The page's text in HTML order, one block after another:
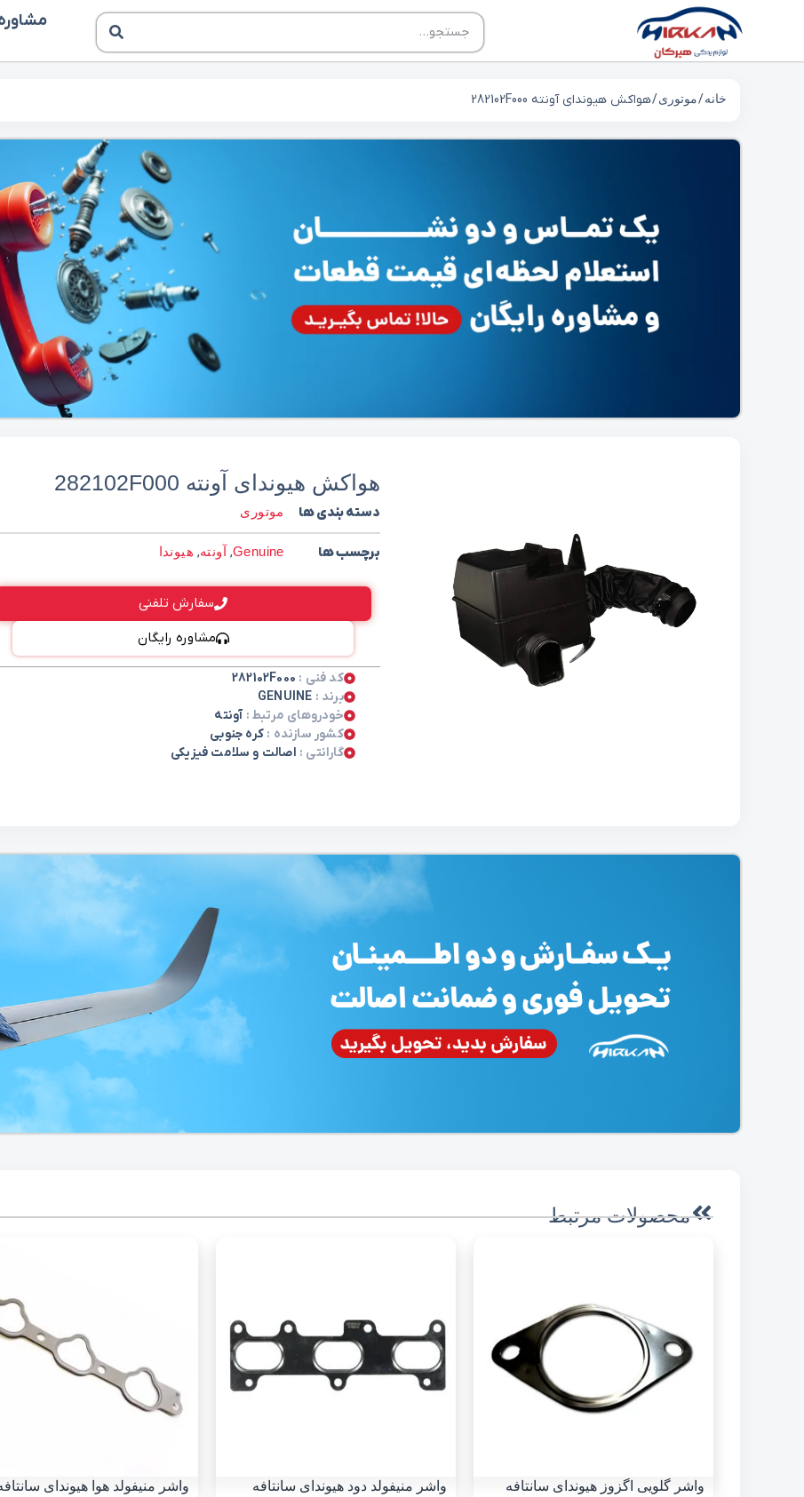
خانه/موتوری/ هواکش هیوندای آونته 282102F000
هواکش هیوندای آونته 282102F000
دسته بندی ها موتوری
برچسب ها Genuine
, آونته, هیوندا
سفارش تلفنی
مشاوره رایگان
کد فنی : 282102F000
برند : GENUINE
خودروهای مرتبط : آونته
کشور سازنده :کره جنوبی
گارانتی : اصالت و سلامت فیزیکی
محصولات مرتبط
واشر گلویی اگزوز هیوندای سانتافه
واشر منیفولد دود هیوندای سانتافه
واشر منیفولد هوا هیوندای